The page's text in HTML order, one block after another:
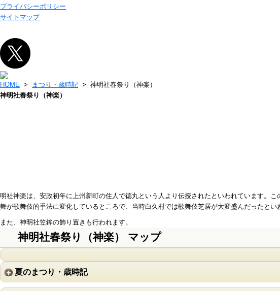
プライバシーポリシー
サイトマップ
HOME > まつり・歳時記 > 神明社春祭り（神楽）
神明社春祭り（神楽）
明社神楽は、安政初年に上州新町の住人で徳丸という人より伝授されたといわれています。
舞が歌舞伎的手法に変化しているところで、当時白久村では歌舞伎芝居が大変盛んだったと
また、神明社笠鉾の飾り置きも行われます。
神明社春祭り（神楽） マップ
夏のまつり・歳時記